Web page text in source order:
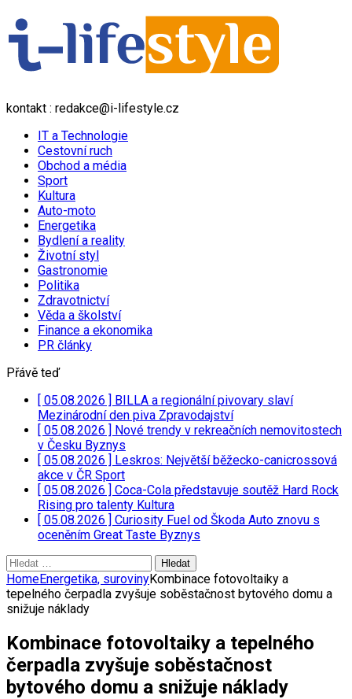
kontakt : redakce@i-lifestyle.cz
IT a Technologie
Cestovní ruch
Obchod a média
Sport
Kultura
Auto-moto
Energetika
Bydlení a reality
Životní styl
Gastronomie
Politika
Zdravotnictví
Věda a školství
Finance a ekonomika
PR články
Přávě teď
[ 05.08.2026 ] BILLA a regionální pivovary slaví
Mezinárodní den piva Zpravodajství
[ 05.08.2026 ] Nové trendy v rekreačních nemovitostech
v Česku Byznys
[ 05.08.2026 ] Leskros: Největší běžecko-canicrossová
akce v ČR Sport
[ 05.08.2026 ] Coca-Cola představuje soutěž Hard Rock
Rising pro talenty Kultura
[ 05.08.2026 ] Curiosity Fuel od Škoda Auto znovu s
oceněním Great Taste Byznys
Vyhledávání
HomeEnergetika, surovinyKombinace fotovoltaiky a
tepelného čerpadla zvyšuje soběstačnost bytového domu a
snižuje náklady
Kombinace fotovoltaiky a tepelného
čerpadla zvyšuje soběstačnost
bytového domu a snižuje náklady